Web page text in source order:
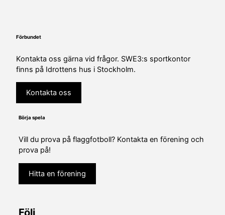
Förbundet
Kontakta oss gärna vid frågor. SWE3:s sportkontor
finns på Idrottens hus i Stockholm.
Kontakta oss
Börja spela
Vill du prova på flaggfotboll? Kontakta en förening och
prova på!
Hitta en förening